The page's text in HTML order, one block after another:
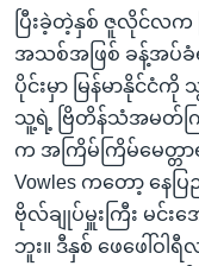
ပြီးခဲ့တဲ့နှစ် ဇူလိုင်လက
အသစ်အဖြစ် ခန့်အပ်ခံ
ပိုင်းမှာ မြန်မာနိုင်ငံ
သူ့ရဲ့ ဗြိတိန်သံအမတ်က
က အကြိမ်ကြိမ်မေတ္တ
Vowles ကတော့ နေပြ
ဗိုလ်ချုပ်မှူးကြီး မင်း
ဘူး။ ဒီနှစ် ဖေဖေါ်ဝါ